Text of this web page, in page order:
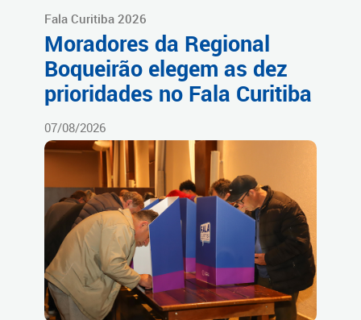
Fala Curitiba 2026
Moradores da Regional
Boqueirão elegem as dez
prioridades no Fala Curitiba
07/08/2026